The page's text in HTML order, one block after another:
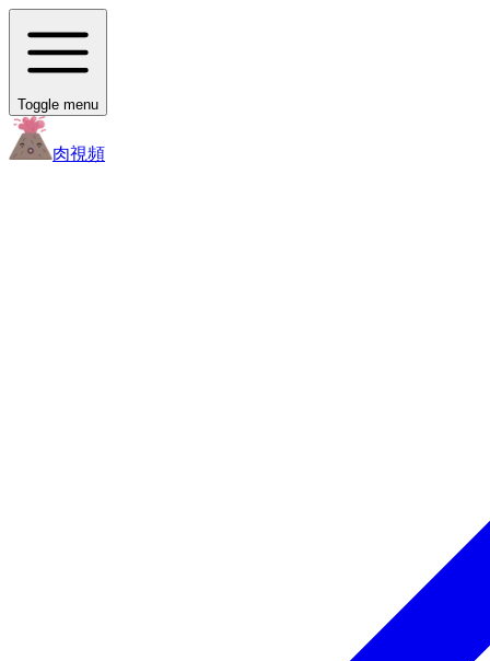
Toggle menu
肉視頻